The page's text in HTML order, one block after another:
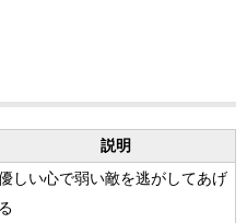
説明
しい心で弱い敵を逃がしてあげ
る